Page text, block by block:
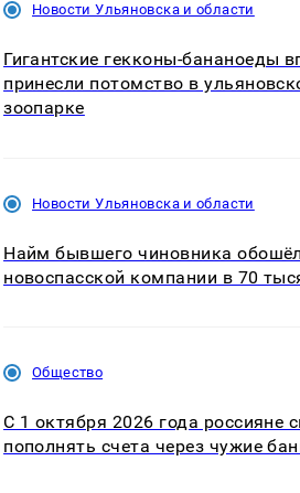
Новости Ульяновска и области
Гигантские гекконы-бананоеды
принесли потомство в
зоопарке
Новости Ульяновска и области
Найм бывшего чиновника
новоспасской компании в 70
Общество
С 1 октября 2026 года россияне
пополнять счета через чужие